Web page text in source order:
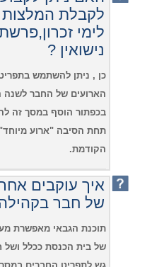
לקבלת
לימי
נישואין ?
כן , ניתן להשתמש
הארועים של החבר לשנה
בכפתור הוסף במסך זה
תחת הסיבה "ארוע
הקודמת.
איך עוקבים
של חבר
תוכנת הגבאי מאפשרת
של בית הכנסת ככלל ושל